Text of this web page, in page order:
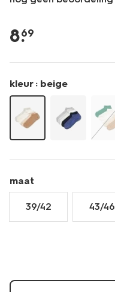
sneakersokken/heren-
enkelsokken-
-
-5-
paar-
4151030BEIGE.html
8.
69
kleur : beige
maat
39/42 43/46